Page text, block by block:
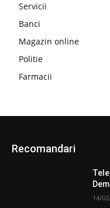
Servicii
Banci
Magazin online
Politie
Farmacii
Recomandari
14/